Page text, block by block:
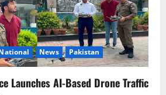
News Pakistan
Launches AI-Based Drone Traffic